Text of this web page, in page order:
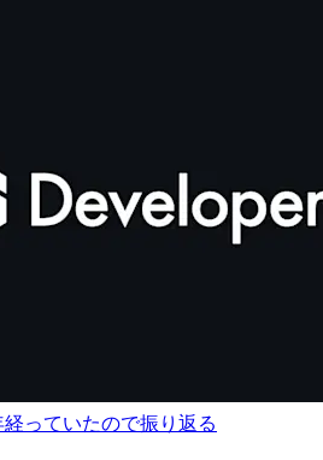
っていたので振り返る